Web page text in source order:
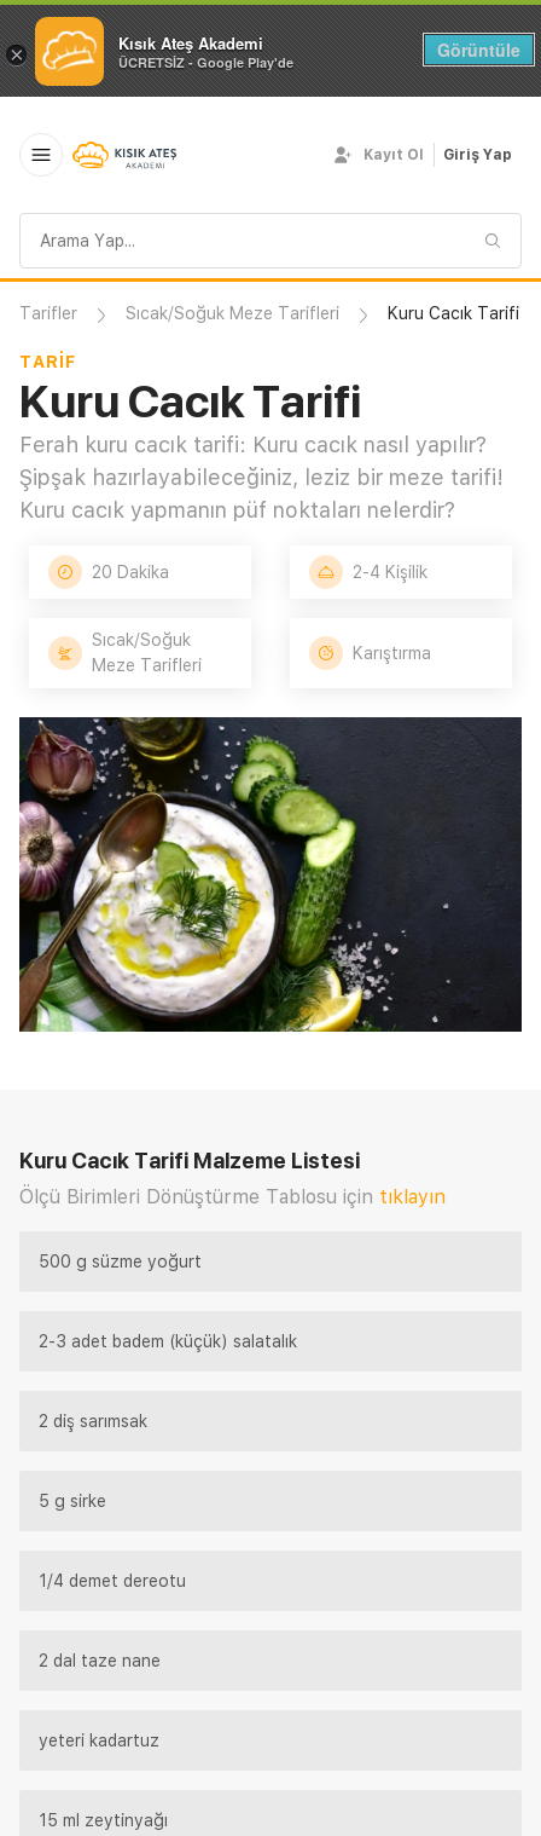
× Kısık Ateş Akademi
ÜCRETSİZ - Google Play'de
Görüntüle
sorgusu
Kayıt Ol Giriş Yap
Tarifler Sıcak/Soğuk Meze Tarifleri Kuru Cacık Tarifi
TARIF
Kuru Cacık Tarifi
Ferah kuru cacık tarifi: Kuru cacık nasıl yapılır?
Şipşak hazırlayabileceğiniz, leziz bir meze tarifi!
Kuru cacık yapmanın püf noktaları nelerdir?
20 Dakika 2-4 Kişilik
Sıcak/Soğuk
Meze Tarifleri
Karıştırma
Kuru Cacık Tarifi Malzeme Listesi
Ölçü Birimleri Dönüştürme Tablosu için tıklayın
500 g süzme yoğurt
2-3 adet badem (küçük) salatalık
2 diş sarımsak
5 g sirke
1/4 demet dereotu
2 dal taze nane
yeteri kadartuz
15 ml zeytinyağı